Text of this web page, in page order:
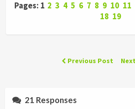
Pages: 1 2 3 4 5 6 7 8 9 10 11
18 19
Previous Post
21 Responses